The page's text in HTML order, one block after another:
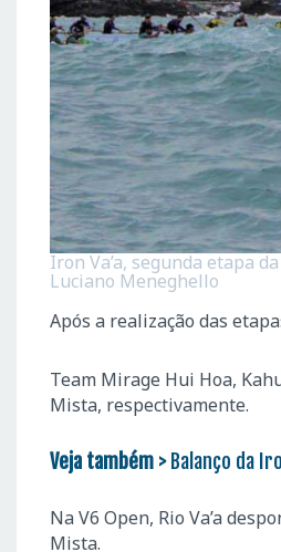
Iron Va’a, segunda etapa
Luciano Meneghello
Após a realização das
Team Mirage Hui Hoa,
Mista, respectivamente.
Veja também > Balanço da
Na V6 Open, Rio Va’a
Mista.